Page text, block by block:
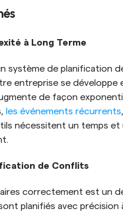
à Long Terme
système de planification
entreprise se développe
de façon
les événements récurrents
nécessitent un temps
de Conflits
correctement est un
planifiés avec précision